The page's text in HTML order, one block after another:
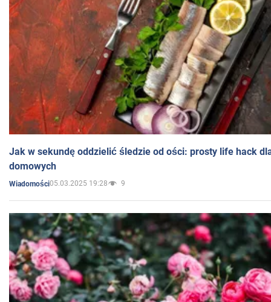
Jak w sekundę oddzielić śledzie od ości: prosty life hack
domowych
Wiadomości05.03.2025 19:28 9